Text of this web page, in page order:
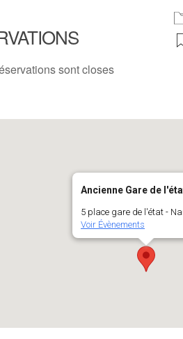
sont closes
Ancienne Gare de
5 place gare de l'état -
Voir Évènements